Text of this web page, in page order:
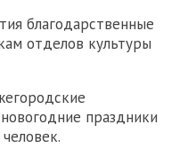
благодарственные
отделов культуры
праздники